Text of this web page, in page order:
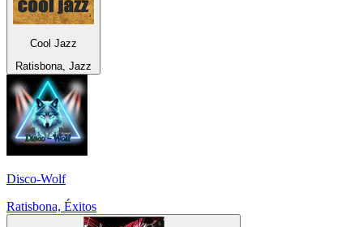
Cool Jazz
Ratisbona, Jazz
Disco-Wolf
Ratisbona, Éxitos